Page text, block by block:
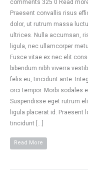
comments 325 0 Read
Praesent convallis risus
dolor, ut rutrum massa
ultrices. Nulla accumsan,
ligula, nec ullamcorper
Fusce vitae ex nec elit
bibendum nibh viverra
felis eu, tincidunt ante.
orci tempor. Morbi sodales
Suspendisse eget rutrum
ligula placerat id. Praesent
tincidunt […]
Read More